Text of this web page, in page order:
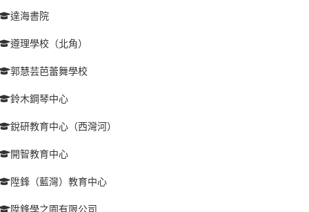
達海書院
遵理學校（北角）
郭慧芸芭蕾舞學校
鈴木鋼琴中心
銳研教育中心（西灣河）
開智教育中心
陞鋒（藍灣）教育中心
陞鋒學之園有限公司